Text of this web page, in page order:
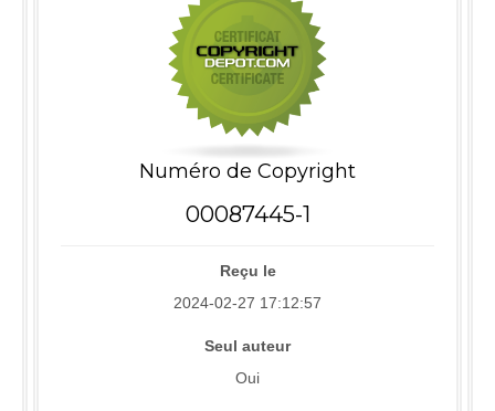
Numéro de Copyright
00087445-1
Reçu le
2024-02-27 17:12:57
Seul auteur
Oui